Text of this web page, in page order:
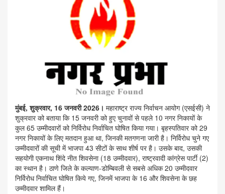
मुंबई, शुक्रवार, 16 जनवरी 2026। महाराष्ट्र राज्य निर्वाचन आयोग (एसईसी) ने
शुक्रवार को बताया कि 15 जनवरी को हुए चुनावों से पहले 10 नगर निकायों के
कुल 65 उम्मीदवारों को निर्विरोध निर्वाचित घोषित किया गया। बृहस्पतिवार को 29
नगर निकायों के लिए मतदान हुआ था, जिनकी मतगणना जारी है। निर्विरोध चुने गए
उम्मीदवारों की सूची में भाजपा 43 सीटों के साथ शीर्ष पर है। उसके बाद, उसकी
सहयोगी एकनाथ शिंदे नीत शिवसेना (18 उम्मीदवार), राष्ट्रवादी कांग्रेस पार्टी (2)
का स्थान है। ठाणे जिले के कल्याण-डोम्बिवली से सबसे अधिक 20 उम्मीदवार
निर्विरोध निर्वाचित घोषित किये गए, जिनमें भाजपा के 16 और शिवसेना के छह
उम्मीदवार शामिल हैं।